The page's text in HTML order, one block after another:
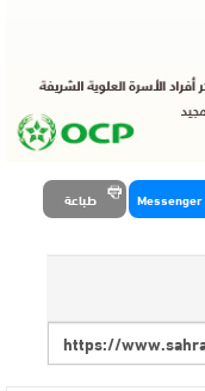
Messenger طباعة